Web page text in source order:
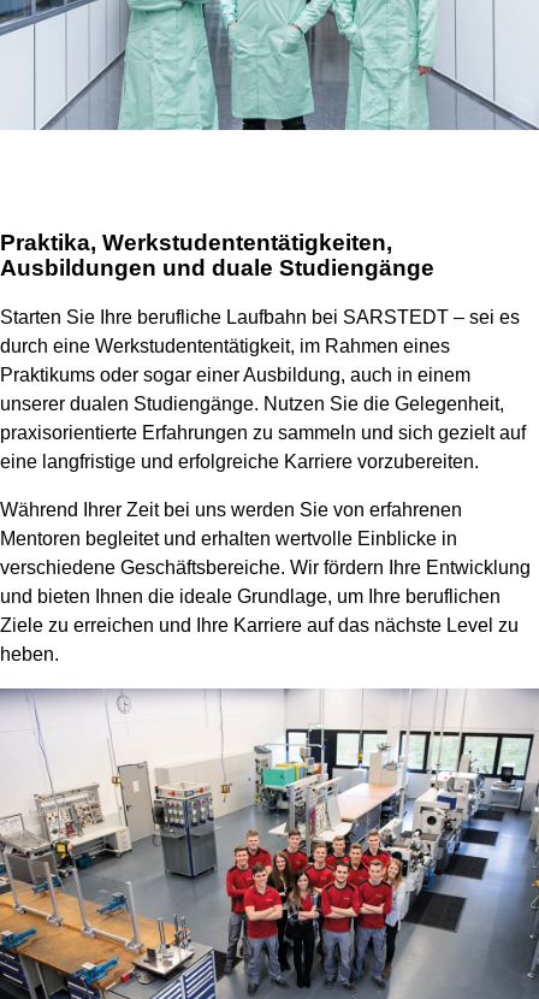
Praktika, Werkstudententätigkeiten,
Ausbildungen und duale Studiengänge
Starten Sie Ihre berufliche Laufbahn bei SARSTEDT – sei es
durch eine Werkstudententätigkeit, im Rahmen eines
Praktikums oder sogar einer Ausbildung, auch in einem
unserer dualen Studiengänge. Nutzen Sie die Gelegenheit,
praxisorientierte Erfahrungen zu sammeln und sich gezielt auf
eine langfristige und erfolgreiche Karriere vorzubereiten.
Während Ihrer Zeit bei uns werden Sie von erfahrenen
Mentoren begleitet und erhalten wertvolle Einblicke in
verschiedene Geschäftsbereiche. Wir fördern Ihre Entwicklung
und bieten Ihnen die ideale Grundlage, um Ihre beruflichen
Ziele zu erreichen und Ihre Karriere auf das nächste Level zu
heben.